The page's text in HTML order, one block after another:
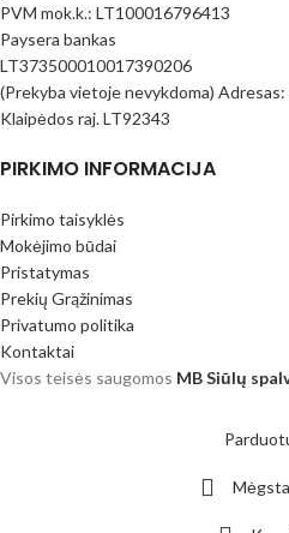
PVM mok.k.: LT100016796413
Paysera bankas
LT373500010017390206
(Prekyba vietoje nevykdoma) Adresas:
Klaipėdos raj. LT92343
PIRKIMO INFORMACIJA
Pirkimo taisyklės
Mokėjimo būdai
Pristatymas
Prekių Grąžinimas
Privatumo politika
Kontaktai
Visos teisės saugomos MB Siūlų